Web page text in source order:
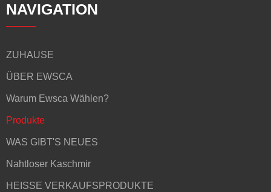
NAVIGATION
ZUHAUSE
ÜBER EWSCA
Warum Ewsca Wählen?
Produkte
WAS GIBT'S NEUES
Nahtloser Kaschmir
HEISSE VERKAUFSPRODUKTE